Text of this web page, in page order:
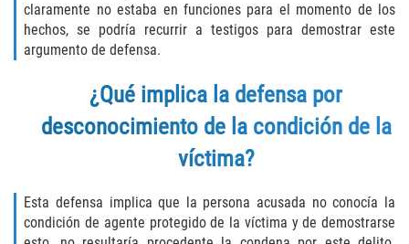
Check Fraud
Health Care Fraud
Real Estate Fraud
Welfare Fraud
claramente no estaba en funciones para el momento de los
hechos, se podría recurrir a testigos para demostrar este
argumento de defensa.
¿Qué implica la defensa por
desconocimiento de la condición de la
víctima?
Esta defensa implica que la persona acusada no conocía la
condición de agente protegido de la víctima y de demostrarse